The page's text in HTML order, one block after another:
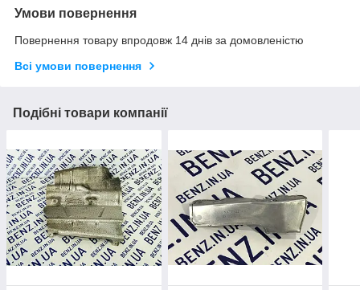
Умови повернення
Повернення товару впродовж 14 днів за домовленістю
Всі умови повернення
Подібні товари компанії